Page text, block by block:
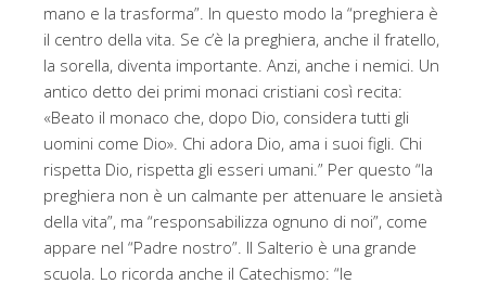
mano e la trasforma”. In questo modo la “preghiera è
il centro della vita. Se c’è la preghiera, anche il fratello,
la sorella, diventa importante. Anzi, anche i nemici. Un
antico detto dei primi monaci cristiani così recita:
«Beato il monaco che, dopo Dio, considera tutti gli
uomini come Dio». Chi adora Dio, ama i suoi figli. Chi
rispetta Dio, rispetta gli esseri umani.” Per questo “la
preghiera non è un calmante per attenuare le ansietà
della vita”, ma “responsabilizza ognuno di noi”, come
appare nel “Padre nostro”. Il Salterio è una grande
scuola. Lo ricorda anche il Catechismo: “le